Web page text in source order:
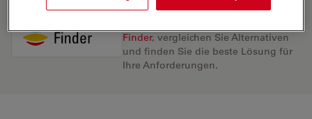
Entdecken Sie die perfekte Lösung.
Finder, vergleichen Sie Alternativen
und finden Sie die beste Lösung für
Ihre Anforderungen.